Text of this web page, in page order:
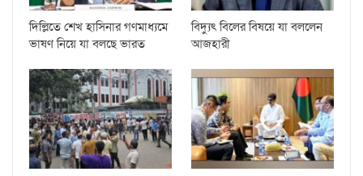
দিল্লিতে শেখ হাসিনার গণমাধ্যমে
ভাষণ নিয়ে যা বলছে ভারত
বিদ্যুৎ বিলের বিষয়ে যা বললেন
আজহারী